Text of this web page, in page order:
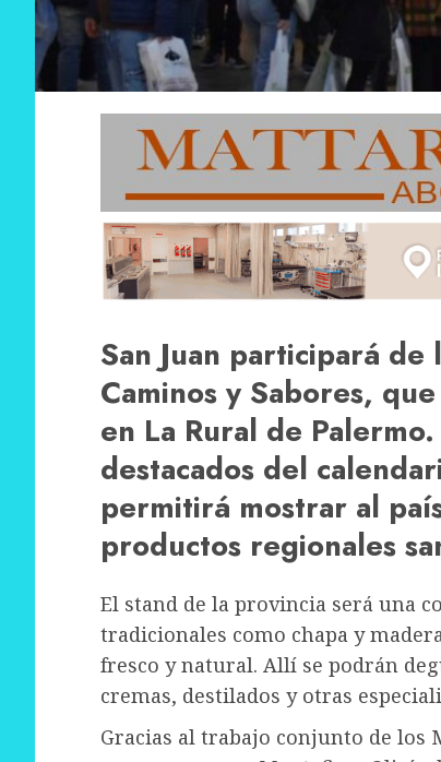
San Juan participará
Caminos y Sabores,
en La Rural de
destacados del
permitirá mostrar al
productos regionales
El stand de la provincia será una
tradicionales como chapa y
fresco y natural. Allí se podrán
cremas, destilados y otras
Gracias al trabajo conjunto de los